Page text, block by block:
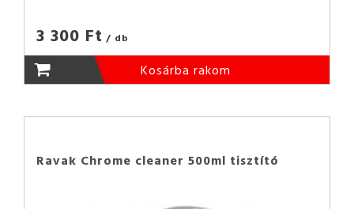
3 300 Ft / db
Kosárba rakom
Ravak Chrome cleaner 500ml tisztító